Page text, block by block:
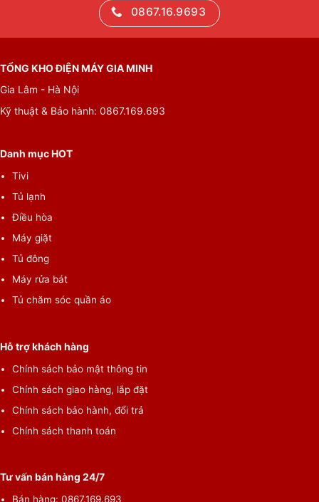
độ cao vá lưới lọc tăng cường, bụi bẩn và các tác nhân gây dị
ứng trong không khí sẽ được lọc sạch hơn 50%, trả lại cho
thành viên trong gia đình.
Đa dạng cách sử dụng với chế độ Fan only
Với chế độ Fan only, người dùng có thể sử dụng máy lạnh như
một chiếc
quạt thổi gió
0867.16.9693
TỔNG KHO ĐIỆN MÁY GIA MINH
Gia Lâm - Hà Nội
Kỹ thuật & Bảo hành: 0867.169.693
Danh mục HOT
Tivi
Tủ lạnh
Điều hòa
Máy giặt
Tủ đông
Máy rửa bát
Tủ chăm sóc quần áo
Hỗ trợ khách hàng
Chính sách bảo mật thông tin
Chính sách giao hàng, lắp đặt
Chính sách bảo hành, đổi trả
Chính sách thanh toán
Tư vấn bán hàng 24/7
Bán hàng: 0867.169.693